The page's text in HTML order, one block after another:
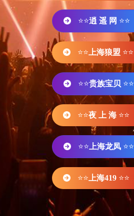
⭐⭐逍 遥 网 ⭐⭐
⭐⭐ 上海狼盟 ⭐⭐
⭐⭐贵族宝贝 ⭐⭐
⭐⭐夜 上 海 ⭐⭐
⭐⭐ 上海龙凤 ⭐⭐
⭐⭐ 上海419 ⭐⭐